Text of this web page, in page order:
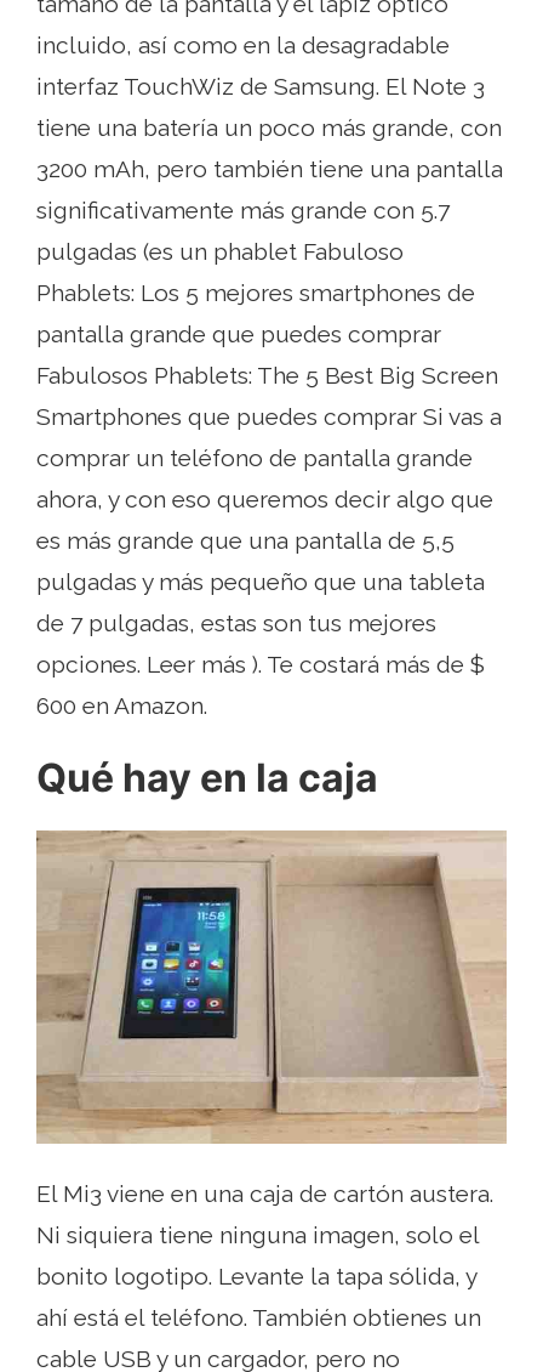
incluido, así como en la desagradable
interfaz TouchWiz de Samsung. El Note 3
tiene una batería un poco más grande, con
3200 mAh, pero también tiene una pantalla
significativamente más grande con 5.7
pulgadas (es un phablet Fabuloso
Phablets: Los 5 mejores smartphones de
pantalla grande que puedes comprar
Fabulosos Phablets: The 5 Best Big Screen
Smartphones que puedes comprar Si vas a
comprar un teléfono de pantalla grande
ahora, y con eso queremos decir algo que
es más grande que una pantalla de 5,5
pulgadas y más pequeño que una tableta
de 7 pulgadas, estas son tus mejores
opciones. Leer más ). Te costará más de $
600 en Amazon.
Qué hay en la caja
El Mi3 viene en una caja de cartón austera.
Ni siquiera tiene ninguna imagen, solo el
bonito logotipo. Levante la tapa sólida, y
ahí está el teléfono. También obtienes un
cable USB y un cargador, pero no